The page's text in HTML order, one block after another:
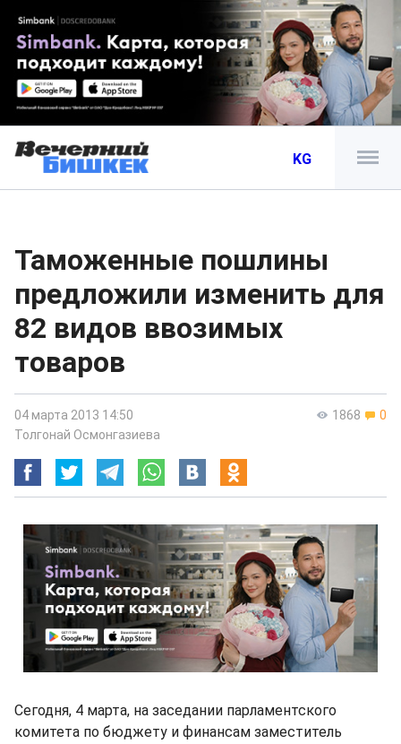
KG
Таможенные пошлины
предложили изменить для
82 видов ввозимых
товаров
1868 0
04 марта 2013 14:50
Толгонай Осмонгазиева
Сегодня, 4 марта, на заседании парламентского
комитета по бюджету и финансам заместитель